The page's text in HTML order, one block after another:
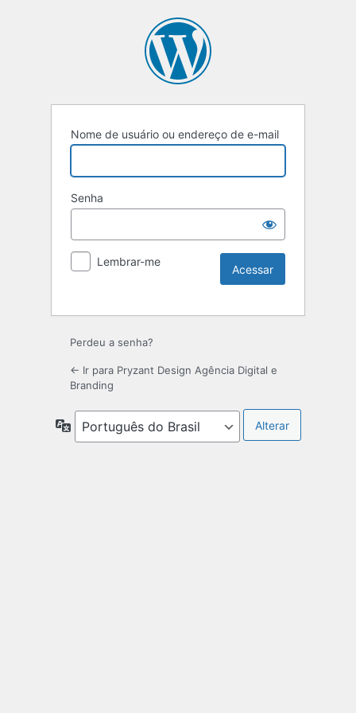
Nome de usuário ou endereço de e-mail
Senha
Lembrar-me
Perdeu a senha?
← Ir para Pryzant Design Agência Digital e
Branding
Idioma